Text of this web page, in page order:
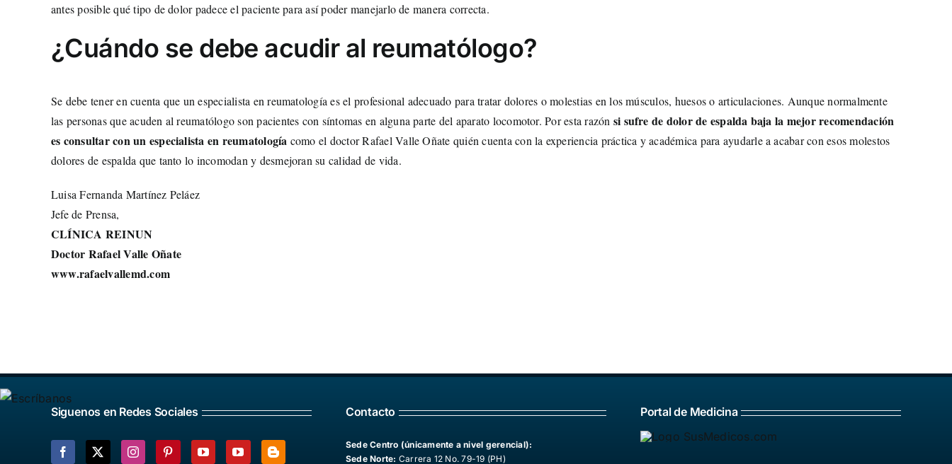
antes posible qué tipo de dolor padece el paciente para así poder manejarlo de manera correcta.
¿Cuándo se debe acudir al reumatólogo?
Se debe tener en cuenta que un especialista en reumatología es el profesional adecuado para tratar dolores o molestias en los músculos, huesos o articulaciones. Aunque normalmente
las personas que acuden al reumatólogo son pacientes con síntomas en alguna parte del aparato locomotor. Por esta razón si sufre de dolor de espalda baja la mejor recomendación
es consultar con un especialista en reumatología como el doctor Rafael Valle Oñate quién cuenta con la experiencia práctica y académica para ayudarle a acabar con esos molestos
dolores de espalda que tanto lo incomodan y desmejoran su calidad de vida.
Luisa Fernanda Martínez Peláez
Jefe de Prensa,
CLÍNICA REINUN
Doctor Rafael Valle Oñate
www.rafaelvallemd.com
Siguenos en Redes Sociales
Facebook
X InstagramPinterestYouTubeYouTubeBlogger
Contacto
Sede Centro (únicamente a nivel gerencial):
Sede Norte: Carrera 12 No. 79-19 (PH)
Portal de Medicina